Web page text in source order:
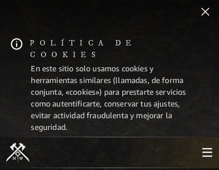
POLÍTICA DE
COOKIES
En este sitio solo usamos cookies y
herramientas similares (llamadas, de forma
conjunta, «cookies») para prestarte servicios
como autentificarte, conservar tus ajustes,
evitar actividad fraudulenta y mejorar la
seguridad.